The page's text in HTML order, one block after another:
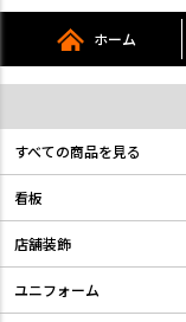
ホーム
すべての商品を見る
看板
店舗装飾
ユニフォーム